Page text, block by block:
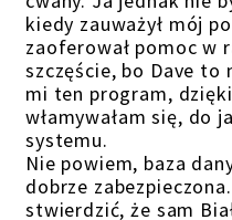
kiedy zauważył mój
zaoferował pomoc w
szczęście, bo Dave to
mi ten program,
włamywałam się, do
systemu.
Nie powiem, baza
dobrze
stwierdzić, że sam